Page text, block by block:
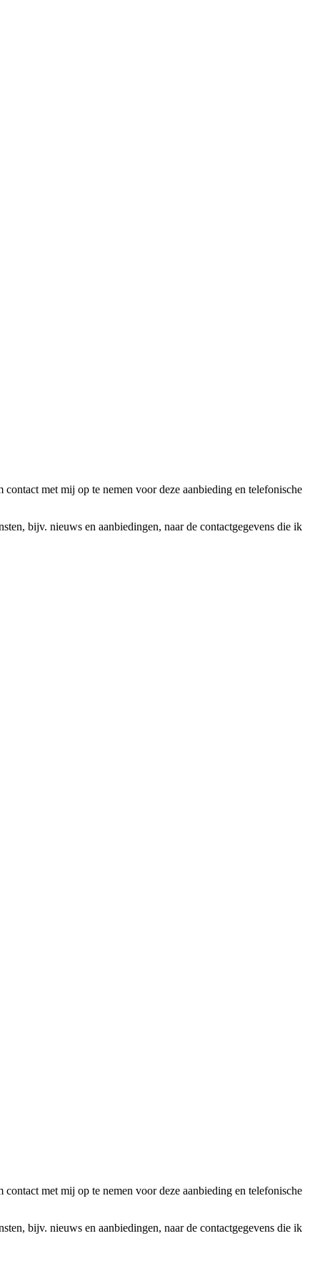
met mij op te nemen voor deze aanbieding en telefonische
bijv. nieuws en aanbiedingen, naar de contactgegevens die ik
met mij op te nemen voor deze aanbieding en telefonische
bijv. nieuws en aanbiedingen, naar de contactgegevens die ik